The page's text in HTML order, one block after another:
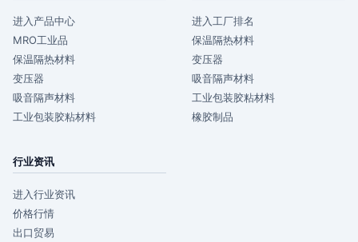
进入产品中心
MRO工业品
保温隔热材料
变压器
吸音隔声材料
工业包装胶粘材料
进入工厂排名
保温隔热材料
变压器
吸音隔声材料
工业包装胶粘材料
橡胶制品
行业资讯
进入行业资讯
价格行情
出口贸易